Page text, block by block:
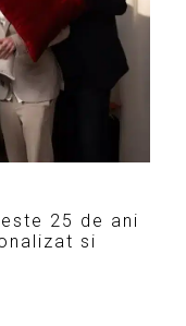
25 de ani
si